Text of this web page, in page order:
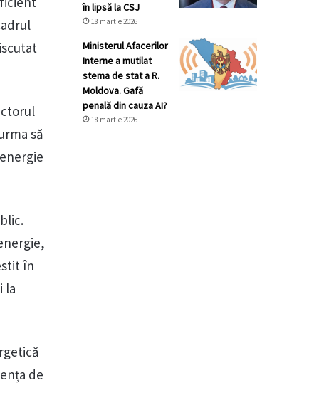
să
în
la
de
în lipsă la CSJ
18 martie 2026
Ministerul Afacerilor
Interne a mutilat
stema de stat a R.
Moldova. Gafă
penală din cauza AI?
18 martie 2026